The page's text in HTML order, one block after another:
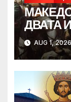
ДВАТА
AUG 1,